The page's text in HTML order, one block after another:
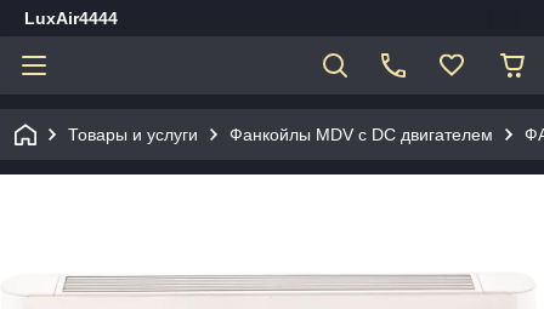
LuxAir4444
Товары и услуги Фанкойлы MDV c DC двигателем